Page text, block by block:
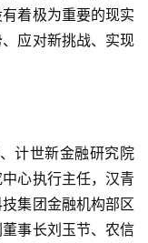
着极为重要的现实
应对新挑战、实现
计世新金融研究院
心执行主任，汉青
集团金融机构部区
事长刘玉节、农信